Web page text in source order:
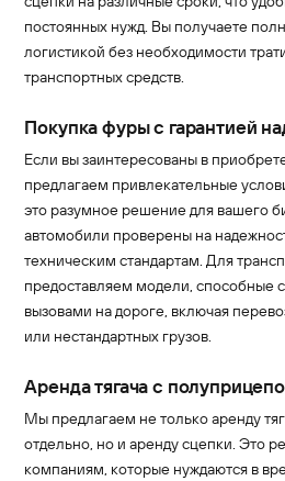
постоянных нужд. Вы получаете
логистикой без необходимости
транспортных средств.
Покупка фуры с гарантией
Если вы заинтересованы в
предлагаем привлекательные
это разумное решение для вашего
автомобили проверены на
техническим стандартам. Для
предоставляем модели, способные
вызовами на дороге, включая
или нестандартных грузов.
Аренда тягача с
Мы предлагаем не только аренду
отдельно, но и аренду сцепки. Это
компаниям, которые нуждаются в